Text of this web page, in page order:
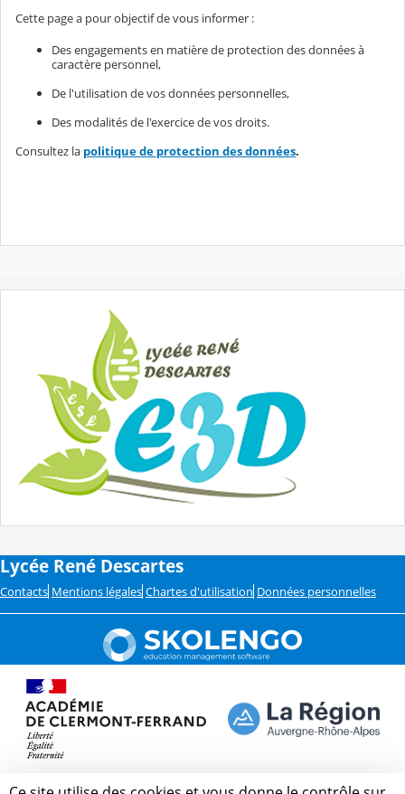
Cette page a pour objectif de vous informer :
Des engagements en matière de protection des données à
caractère personnel,
De l'utilisation de vos données personnelles,
Des modalités de l'exercice de vos droits.
Consultez la politique de protection des données.
Lycée René Descartes
Contacts Mentions légales Chartes d'utilisation Données personnelles